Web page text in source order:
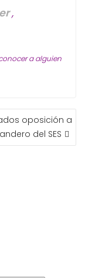
,
a alguien
oposición a
del SES